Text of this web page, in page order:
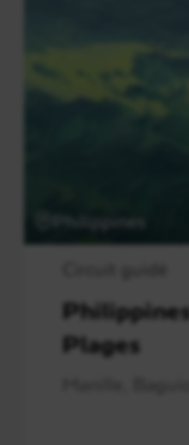
Plages